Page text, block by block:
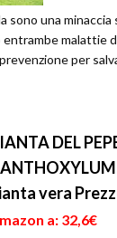
sono una
entrambe malattie
per
DEL
vera
a: 32,6€